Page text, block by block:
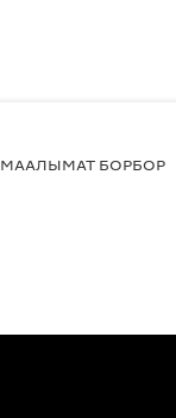
МААЛЫМАТ БОРБОР